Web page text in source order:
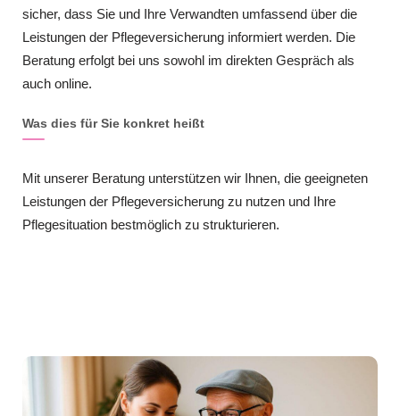
sicher, dass Sie und Ihre Verwandten umfassend über die
Leistungen der Pflegeversicherung informiert werden. Die
Beratung erfolgt bei uns sowohl im direkten Gespräch als
auch online.
Was dies für Sie konkret heißt
Mit unserer Beratung unterstützen wir Ihnen, die geeigneten
Leistungen der Pflegeversicherung zu nutzen und Ihre
Pflegesituation bestmöglich zu strukturieren.